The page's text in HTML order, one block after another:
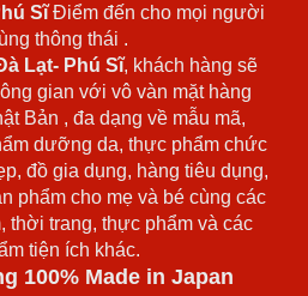
SĩĐiểm đến cho mọi người
thông thái .
Lạt- Phú Sĩ, khách hàng sẽ
gian với vô vàn mặt hàng
Bản , đa dạng về mẫu mã,
dưỡng da, thực phẩm chức
đồ gia dụng, hàng tiêu dụng,
phẩm cho mẹ và bé cùng các
thời trang, thực phẩm và các
tiện ích khác.
100% Made in Japan